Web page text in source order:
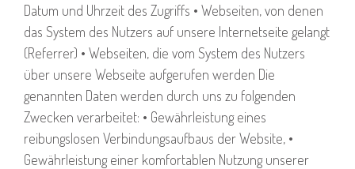
Datum und Uhrzeit des Zugriffs • Webseiten, von denen
das System des Nutzers auf unsere Internetseite gelangt
(Referrer) • Webseiten, die vom System des Nutzers
über unsere Webseite aufgerufen werden Die
genannten Daten werden durch uns zu folgenden
Zwecken verarbeitet: • Gewährleistung eines
reibungslosen Verbindungsaufbaus der Website, •
Gewährleistung einer komfortablen Nutzung unserer